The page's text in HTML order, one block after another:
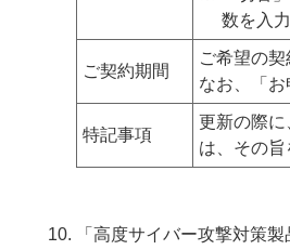
数を入
ご契約期間
ご希望の契
なお、「
特記事項
更新の際に
は、その旨
「高度サイバー攻撃対策